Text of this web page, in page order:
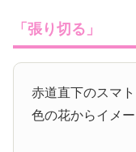
「張り切る」
赤道直下のスマ
色の花からイメ